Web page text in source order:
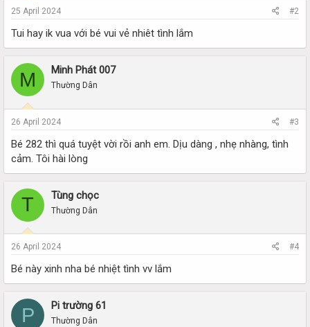
25 April 2024 #2
Tui hay ik vua với bé vui vẻ nhiêt tình lắm
M Minh Phát 007
Thường Dân
26 April 2024 #3
Bé 282 thì quá tuyệt vời rồi anh em. Dịu dàng , nhẹ nhàng, tình
cảm. Tôi hài lòng
T Tùng chọc
Thường Dân
26 April 2024 #4
Bé này xinh nha bé nhiệt tình vv lắm
P Pi trường 61
Thường Dân